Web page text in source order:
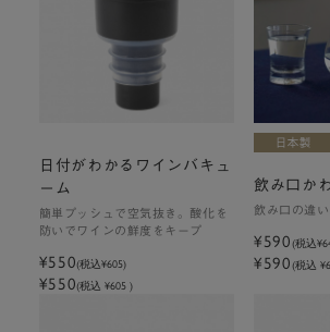
日付がわかるワインバキュ
ーム
簡単プッシュで空気抜き。酸化を
防いでワインの鮮度をキープ
¥550(税込¥605)
¥550(税込 ¥605 )
飲み口か
飲み口の違
¥590(税込
¥590(税込